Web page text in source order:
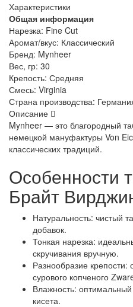
Характеристики
Общая информация
Нарезка: Fine Cut
Аромат/вкус: Классический
Бренд: Mynheer
Вес, гр: 30
Крепость: Средняя
Смесь: Virginia
Страна производства:
Описание
Mynheer — это благородный
немецкой мануфактуры Von
классических традиций.
Особенности
Брайт
Натуральность: чистый
добавок.
Тонкая нарезка:
скручивания вручную.
Разнообразие
сурового копченого
Влажность:
кисета.